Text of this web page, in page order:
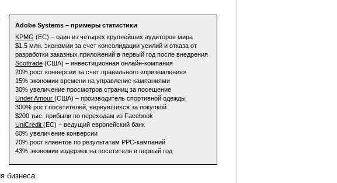
Adobe Systems – примеры статистики
KPMG (ЕС) – один из четырех крупнейших аудиторов мира
$1,5 млн. экономии за счет консолидации усилий и отказа от
разработки заказных приложений в первый год после внедрения
Scottrade(США) – инвестиционная онлайн-компания
20% рост конверсии за счет правильного «приземления»
15% экономии времени на управление кампаниями
30% увеличение просмотров страниц за посещение
Under Amour (США) – производитель спортивной одежды
300% рост посетителей, вернувшихся за покупкой
$200 тыс. прибыли по переходам из Facebook
UniCredit (ЕС) – ведущий европейский банк
60% увеличение конверсии
70% рост клиентов по результатам PPC-кампаний
43% экономии издержек на посетителя в первый год
бизнеса.